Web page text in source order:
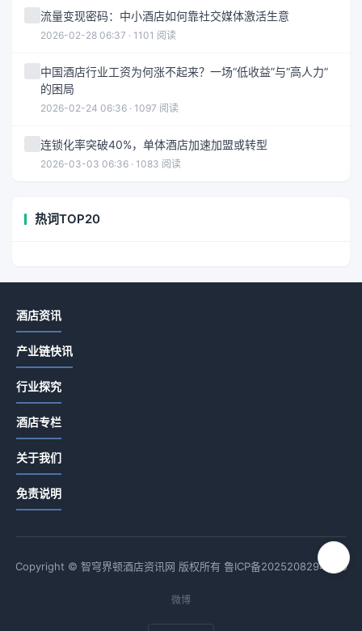
流量变现密码：中小酒店如何靠社交媒体激活生意
2026-02-28 06:37 · 1101 阅读
中国酒店行业工资为何涨不起来？一场“低收益”与“高人力”
的困局
2026-02-24 06:36 · 1097 阅读
连锁化率突破40%，单体酒店加速加盟或转型
2026-03-03 06:36 · 1083 阅读
热词TOP20
酒店资讯
产业链快讯
行业探究
酒店专栏
关于我们
免责说明
Copyright © 智穹界顿酒店资讯网 版权所有 鲁ICP备2025208294号-9
微博